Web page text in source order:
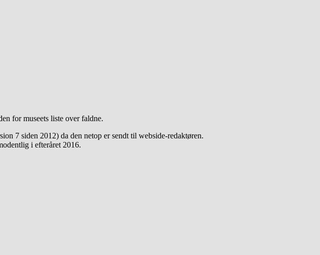
for museets liste over faldne.
7 siden 2012) da den netop er sendt til webside-redaktøren.
i efteråret 2016.